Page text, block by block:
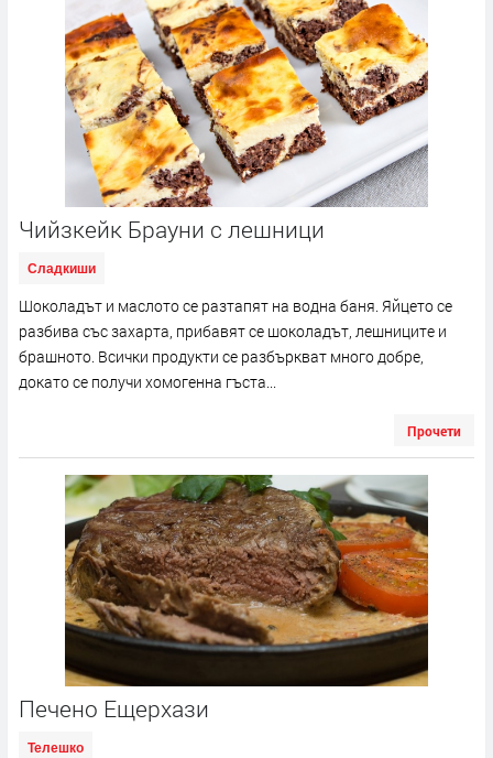
Чийзкейк Брауни с лешници
Сладкиши
Шоколадът и маслото се разтапят на водна баня. Яйцето се
разбива със захарта, прибавят се шоколадът, лешниците и
брашното. Всички продукти се разбъркват много добре,
докато се получи хомогенна гъста...
Прочети
Печено Ещерхази
Телешко